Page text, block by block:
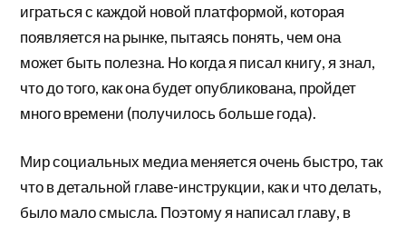
играться с каждой новой платформой, которая
появляется на рынке, пытаясь понять, чем она
может быть полезна. Но когда я писал книгу, я знал,
что до того, как она будет опубликована, пройдет
много времени (получилось больше года).
Мир социальных медиа меняется очень быстро, так
что в детальной главе-инструкции, как и что делать,
было мало смысла. Поэтому я написал главу, в